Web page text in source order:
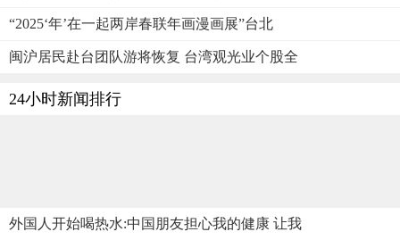
“2025‘年’在一起两岸春联年画漫画展”台北
闽沪居民赴台团队游将恢复 台湾观光业个股全
24小时新闻排行
外国人开始喝热水:中国朋友担心我的健康 让我